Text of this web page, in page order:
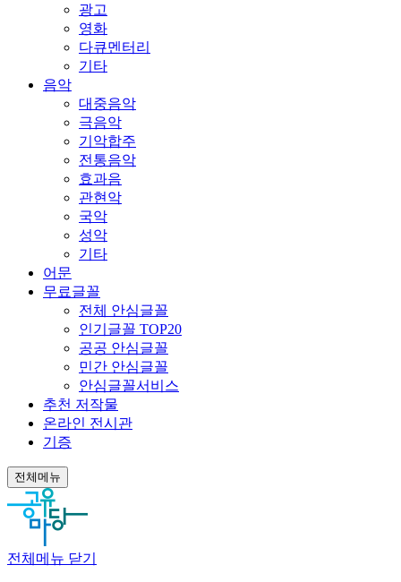
광고
영화
다큐멘터리
기타
음악
대중음악
극음악
기악합주
전통음악
효과음
관현악
국악
성악
기타
어문
무료글꼴
전체 안심글꼴
인기글꼴 TOP20
공공 안심글꼴
민간 안심글꼴
안심글꼴서비스
추천 저작물
온라인 전시관
기증
전체메뉴
전체메뉴 닫기